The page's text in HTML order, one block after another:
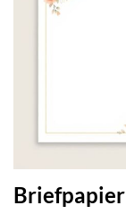
Briefpapier